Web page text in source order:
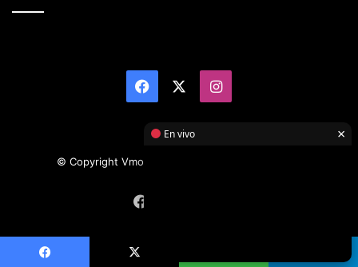
Facebook Instagram
© Copyright Vmotor TI 2026, All Rights Reserved
En vivo ×